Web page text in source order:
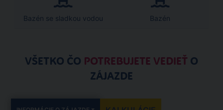
Bazén se sladkou vodou Bazén
VŠETKO ČO POTREBUJETE VEDIEŤ O
ZÁJAZDE